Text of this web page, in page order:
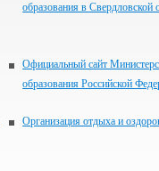
образования в Свердловской
Официальный сайт
образования Российской
Организация отдыха и